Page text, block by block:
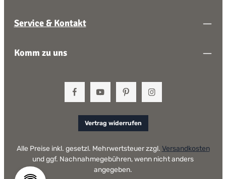
Service & Kontakt
Komm zu uns
Vertrag widerrufen
Alle Preise inkl. gesetzl. Mehrwertsteuer zzgl. Versandkosten
und ggf. Nachnahmegebühren, wenn nicht anders
angegeben.